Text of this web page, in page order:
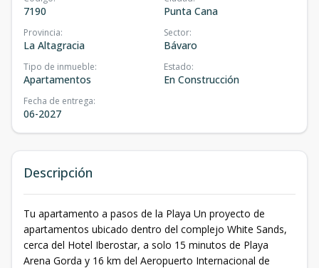
7190 Punta Cana
Provincia:
La Altagracia
Sector:
Bávaro
Tipo de inmueble:
Apartamentos
Estado:
En Construcción
Fecha de entrega:
06-2027
Descripción
Tu apartamento a pasos de la Playa Un proyecto de
apartamentos ubicado dentro del complejo White Sands,
cerca del Hotel Iberostar, a solo 15 minutos de Playa
Arena Gorda y 16 km del Aeropuerto Internacional de